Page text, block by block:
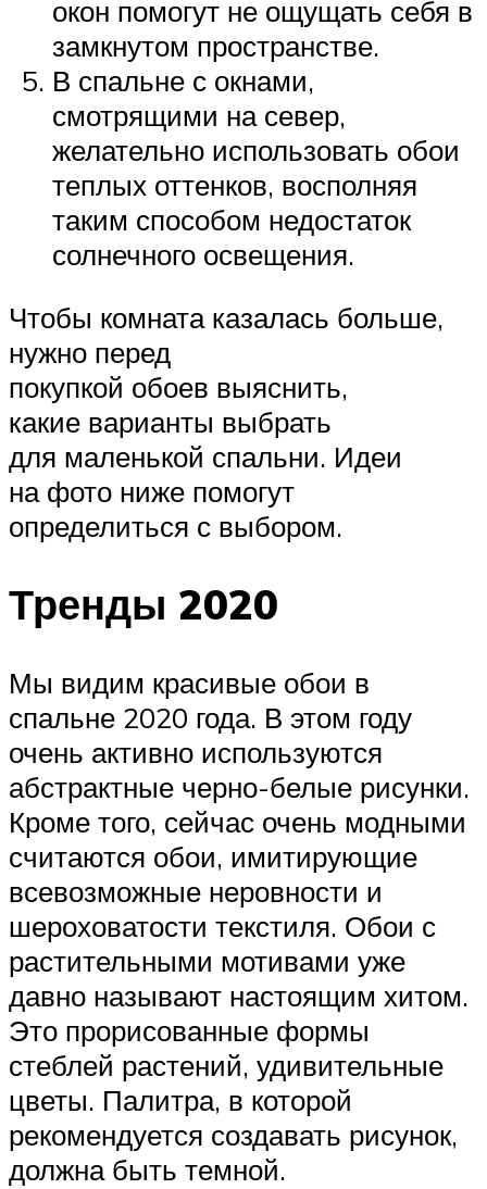
окон помогут не ощущать себя в
замкнутом пространстве.
В спальне с окнами,
смотрящими на север,
желательно использовать обои
теплых оттенков, восполняя
таким способом недостаток
солнечного освещения.
Чтобы комната казалась больше,
нужно перед
покупкой обоев выяснить,
какие варианты выбрать
для маленькой спальни. Идеи
на фото ниже​ помогут
определиться с выбором.
Тренды 2020
Мы видим красивые обои в
спальне 2020 года. В этом году
очень активно используются
абстрактные черно-белые рисунки.
Кроме того, сейчас очень модными
считаются обои, имитирующие
всевозможные неровности и
шероховатости текстиля. Обои с
растительными мотивами уже
давно называют настоящим хитом.
Это прорисованные формы
стеблей растений, удивительные
цветы. Палитра, в которой
рекомендуется создавать рисунок,
должна быть темной.